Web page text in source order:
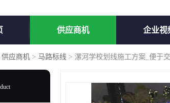
供应商机 企业视
供应商机 > 马路标线 > 漯河学校划线施工方案_便于